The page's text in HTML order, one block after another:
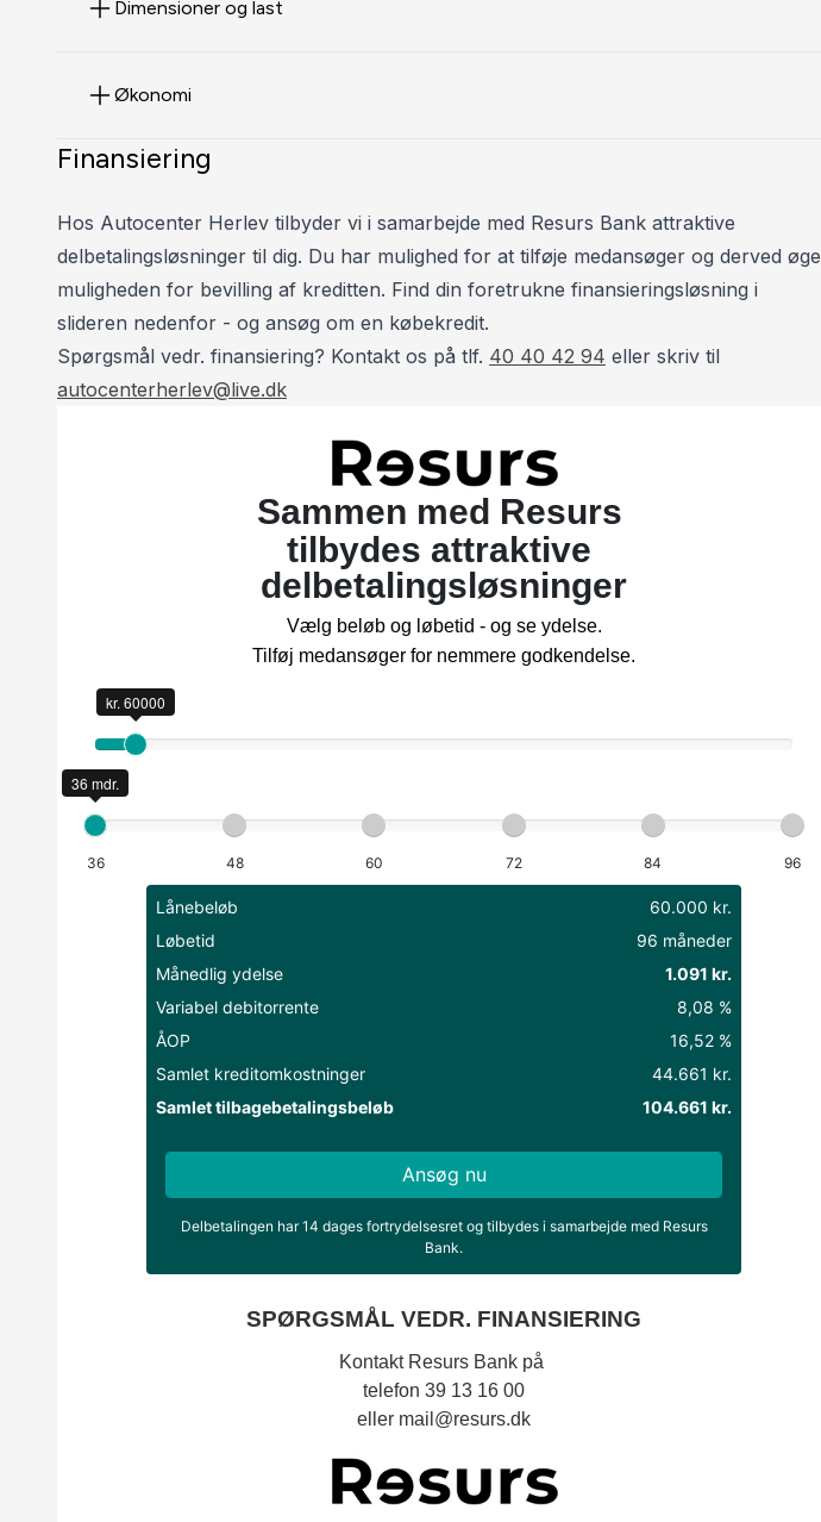
Vi tilbyder også service og reparation af de fleste bilmærker på eget værksted til lave
Kontakt:
📞 Tommy: 40 40 42 94
📞 Henrik: 93 10 75 10
*Forbehold for indtastnings og beregningsfejl.
Dimensioner og last
Økonomi
Finansiering
Hos Autocenter Herlev tilbyder vi i samarbejde med Resurs Bank attraktive
delbetalingsløsninger til dig. Du har mulighed for at tilføje medansøger og derved øge
muligheden for bevilling af kreditten. Find din foretrukne finansieringsløsning i
slideren nedenfor - og ansøg om en købekredit.
Spørgsmål vedr. finansiering? Kontakt os på tlf. 40 40 42 94 eller skriv til
autocenterherlev@live.dk